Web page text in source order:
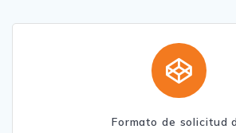
Formato de solicitud